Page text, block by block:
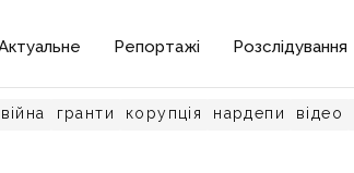
Репортажі Розслідування
війна гранти корупція нардепи відео